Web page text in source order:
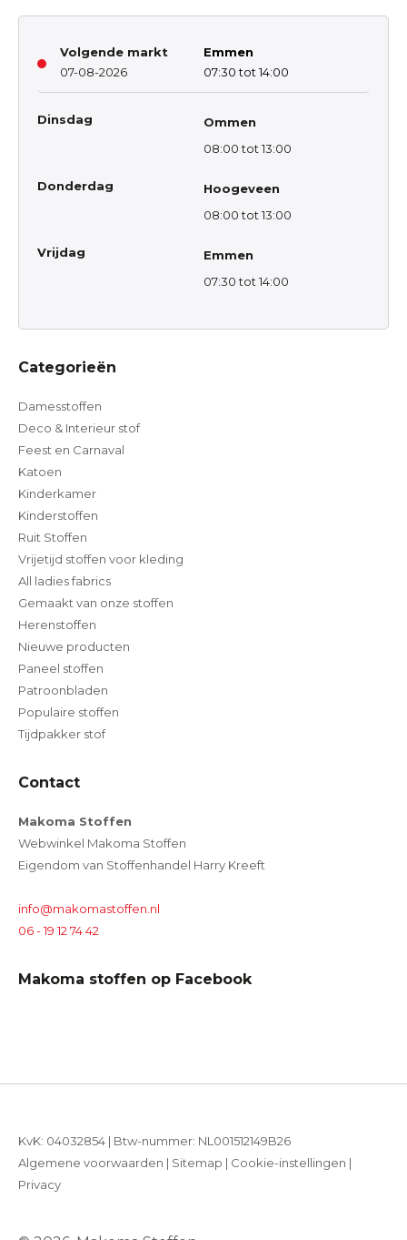
Volgende markt
07-08-2026
Emmen
07:30 tot 14:00
Dinsdag
Ommen
08:00 tot 13:00
Donderdag
Hoogeveen
08:00 tot 13:00
Vrijdag
Emmen
07:30 tot 14:00
Categorieën
Damesstoffen
Deco & Interieur stof
Feest en Carnaval
Katoen
Kinderkamer
Kinderstoffen
Ruit Stoffen
Vrijetijd stoffen voor kleding
All ladies fabrics
Gemaakt van onze stoffen
Herenstoffen
Nieuwe producten
Paneel stoffen
Patroonbladen
Populaire stoffen
Tijdpakker stof
Contact
Makoma Stoffen
Webwinkel Makoma Stoffen
Eigendom van Stoffenhandel Harry Kreeft
info@makomastoffen.nl
06 - 19 12 74 42
Makoma stoffen op Facebook
KvK: 04032854 | Btw-nummer: NL001512149B26
Algemene voorwaarden | Sitemap | Cookie-instellingen |
Privacy